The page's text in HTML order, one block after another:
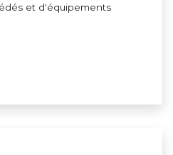
et d'équipements